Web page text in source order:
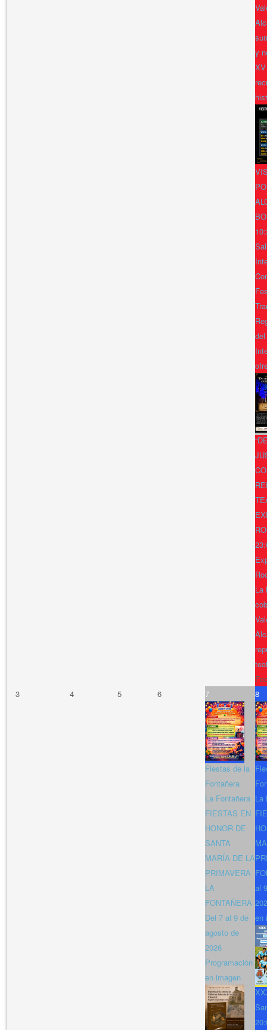
y
La
3
4 5 6 7
Fiestas de la
Fontañera
La Fontañera
FIESTAS EN
HONOR DE
SANTA
MARÍA DE LA
PRIMAVERA
LA
FONTAÑERA
Del 7 al 9 de
agosto de
2026
Programación
en imagen
8
La
al
en